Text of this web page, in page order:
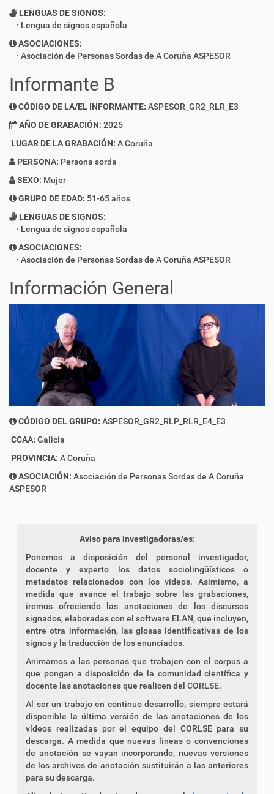
LENGUAS DE SIGNOS:
Lengua de signos española
ASOCIACIONES:
Asociación de Personas Sordas de A Coruña ASPESOR
Informante B
CÓDIGO DE LA/EL INFORMANTE: ASPESOR_GR2_RLR_E3
AÑO DE GRABACIÓN: 2025
LUGAR DE LA GRABACIÓN: A Coruña
PERSONA: Persona sorda
SEXO: Mujer
GRUPO DE EDAD: 51-65 años
LENGUAS DE SIGNOS:
Lengua de signos española
ASOCIACIONES:
Asociación de Personas Sordas de A Coruña ASPESOR
Información General
CÓDIGO DEL GRUPO: ASPESOR_GR2_RLP_RLR_E4_E3
CCAA: Galicia
PROVINCIA: A Coruña
ASOCIACIÓN: Asociación de Personas Sordas de A Coruña
ASPESOR
Aviso para investigadoras/es:
Ponemos a disposición del personal investigador,
docente y experto los datos sociolingüísticos o
metadatos relacionados con los vídeos. Asimismo, a
medida que avance el trabajo sobre las grabaciones,
iremos ofreciendo las anotaciones de los discursos
signados, elaboradas con el software ELAN, que incluyen,
entre otra información, las glosas identificativas de los
signos y la traducción de los enunciados.
Animamos a las personas que trabajen con el corpus a
que pongan a disposición de la comunidad científica y
docente las anotaciones que realicen del CORLSE.
Al ser un trabajo en continuo desarrollo, siempre estará
disponible la última versión de las anotaciones de los
vídeos realizadas por el equipo del CORLSE para su
descarga. A medida que nuevas líneas o convenciones
de anotación se vayan incorporando, nuevas versiones
de los archivos de anotación sustituirán a las anteriores
para su descarga.